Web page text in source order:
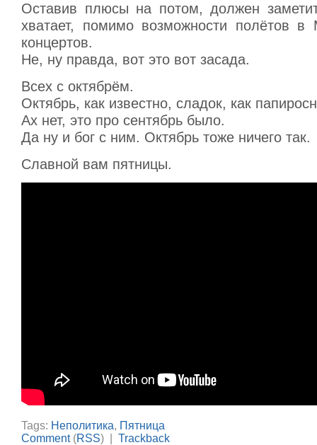
Оставив плюсы на потом, должен
хватает, помимо возможности полётов в
концертов.
Не, ну правда, вот это вот засада.
Всех с октябрём.
Октябрь, как известно, сладок, как
Ах нет, это про сентябрь было.
Да ну и бог с ним. Октябрь тоже ничего так.
Славной вам пятницы.
Tags: Неполитика, Пятница
Comment(RSS) | Trackback